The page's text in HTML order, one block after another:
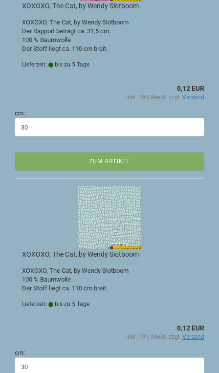
XOXOXO, The Cat, by Wendy Slotboom
XOXOXO, The Cat, by Wendy Slotboom
Der Rapport beträgt ca. 31,5 cm.
100 % Baumwolle
Der Stoff liegt ca. 110 cm breit.
Lieferzeit: bis zu 5 Tage
0,12 EUR
inkl. 19% MwSt. zzgl. Versand
cm:
ZUM ARTIKEL
XOXOXO, The Cat, by Wendy Siotboom
XOXOXO, The Cat, by Wendy Siotboom
100 % Baumwolle
Der Stoff liegt ca. 110 cm breit.
Lieferzeit: bis zu 5 Tage
0,12 EUR
inkl. 19% MwSt. zzgl. Versand
cm: